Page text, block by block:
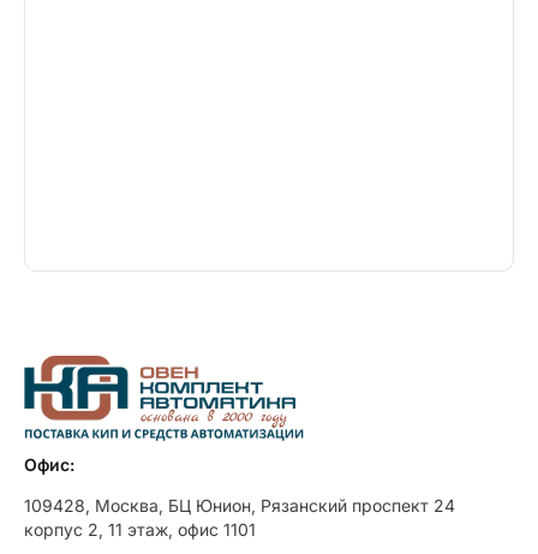
Офис:
109428, Москва, БЦ Юнион, Рязанский проспект 24
корпус 2, 11 этаж, офис 1101